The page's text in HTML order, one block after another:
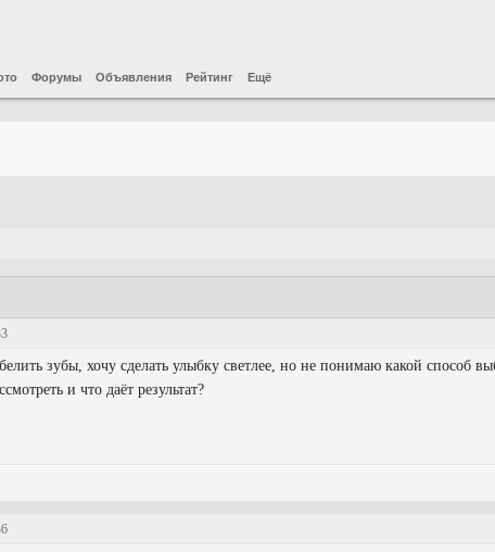
Форумы Объявления Рейтинг Ещё
зубы, хочу сделать улыбку светлее, но не понимаю какой способ
и что даёт результат?